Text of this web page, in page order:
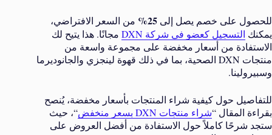
للحصول على خصم يصل إلى 25%
من السعر الافتراضي،
يمكنك التسجيل كعضو في شركة DXN
مجانًا. هذا يتيح لك
الاستفادة من أسعار مخفضة على مجموعة واسعة من
منتجات DXN الصحية، بما في ذلك قهوة لينجزي والجانوديرما
وسبيرولينا.
للتفاصيل حول كيفية شراء المنتجات بأسعار مخفضة، يُنصح
بقراءة المقال “شراء منتجات DXN بسعر منخفض
“، حيث
ستجد شرحًا كاملاً حول الاستفادة من أفضل العروض على